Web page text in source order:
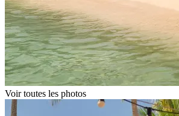
Voir toutes les photos